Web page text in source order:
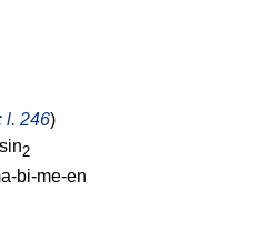
l. 246)
2
bi-me-en